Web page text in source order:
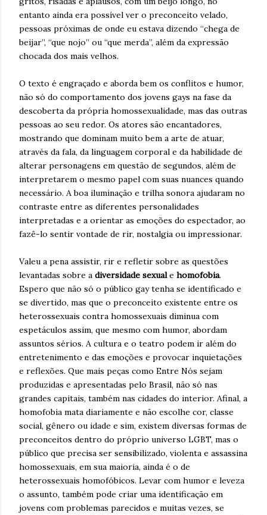
entanto ainda era possível ver o preconceito velado,
pessoas próximas de onde eu estava dizendo “chega de
beijar”, “que nojo” ou “que merda”, além da expressão
chocada dos mais velhos.
O texto é engraçado e aborda bem os conflitos e humor,
não só do comportamento dos jovens gays na fase da
descoberta da própria homossexualidade, mas das outras
pessoas ao seu redor. Os atores são encantadores,
mostrando que dominam muito bem a arte de atuar,
através da fala, da linguagem corporal e da habilidade de
alterar personagens em questão de segundos, além de
interpretarem o mesmo papel com suas nuances quando
necessário. A boa iluminação e trilha sonora ajudaram no
contraste entre as diferentes personalidades
interpretadas e a orientar as emoções do espectador, ao
fazê-lo sentir vontade de rir, nostalgia ou impressionar.
Valeu a pena assistir, rir e refletir sobre as questões
levantadas sobre a diversidade sexuale homofobia.
Espero que não só o público gay tenha se identificado e
se divertido, mas que o preconceito existente entre os
heterossexuais contra homossexuais diminua com
espetáculos assim, que mesmo com humor, abordam
assuntos sérios. A cultura e o teatro podem ir além do
entretenimento e das emoções e provocar inquietações
e reflexões. Que mais peças como Entre Nós sejam
produzidas e apresentadas pelo Brasil, não só nas
grandes capitais, também nas cidades do interior. Afinal, a
homofobia mata diariamente e não escolhe cor, classe
social, gênero ou idade e sim, existem diversas formas de
preconceitos dentro do próprio universo LGBT, mas o
público que precisa ser sensibilizado, violenta e assassina
homossexuais, em sua maioria, ainda é o de
heterossexuais homofóbicos. Levar com humor e leveza
o assunto, também pode criar uma identificação em
jovens com problemas parecidos e muitas vezes, se